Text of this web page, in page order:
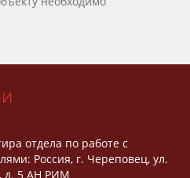
отдела по работе с
Россия, г. Череповец, ул.
д. 5 АН РИМ